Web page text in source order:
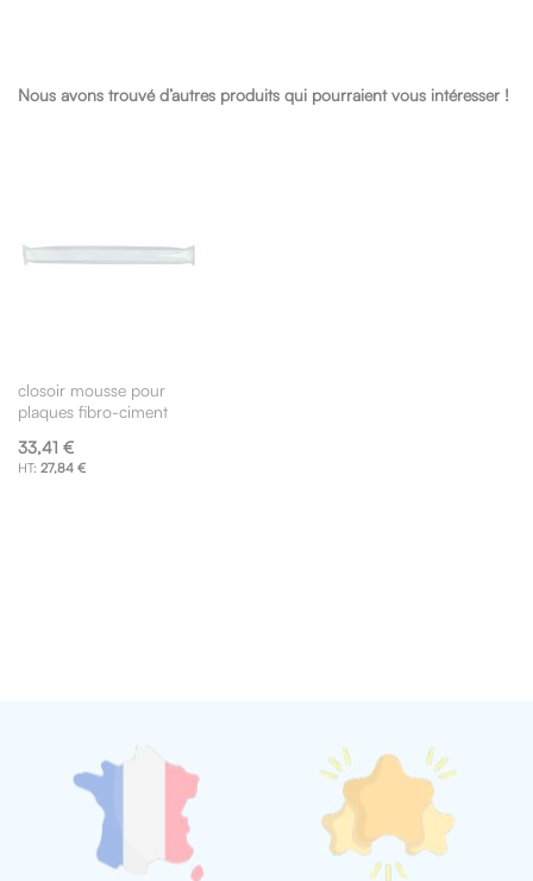
Nous avons trouvé d’autres produits qui pourraient vous intéresser !
closoir mousse pour
plaques fibro-ciment
33,41 €
27,84 €